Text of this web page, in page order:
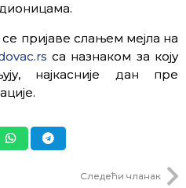
пријаве слањем мејла на
са назнаком за коју
најкасније дан пре
Следећи чланак